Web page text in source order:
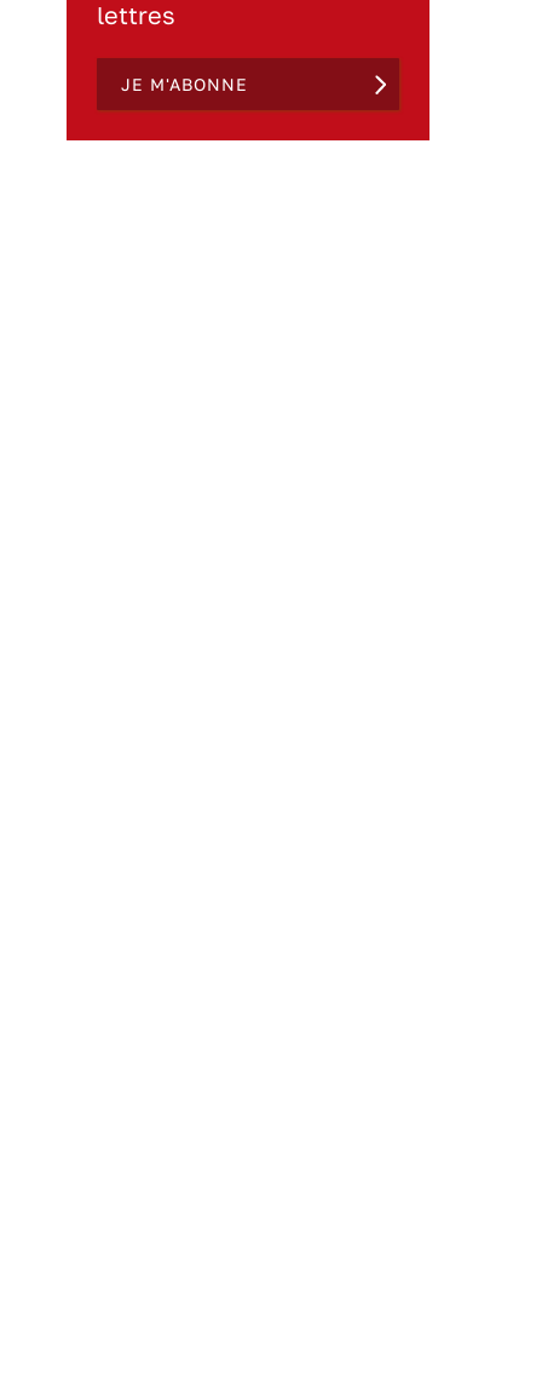
lettres
JE M'ABONNE